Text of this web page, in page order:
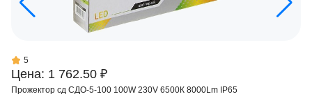
Цена: 1 762.50 ₽
5
Прожектор сд СДО-5-100 100W 230V 6500К 8000Lm IP65